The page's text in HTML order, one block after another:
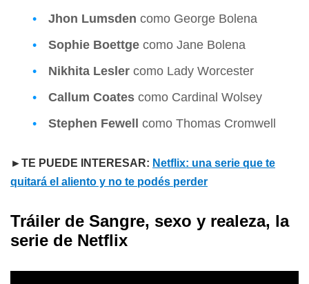
Jhon Lumsden como George Bolena
Sophie Boettge como Jane Bolena
Nikhita Lesler como Lady Worcester
Callum Coates como Cardinal Wolsey
Stephen Fewell como Thomas Cromwell
►TE PUEDE INTERESAR: Netflix: una serie que te
quitará el aliento y no te podés perder
Tráiler de Sangre, sexo y realeza, la
serie de Netflix